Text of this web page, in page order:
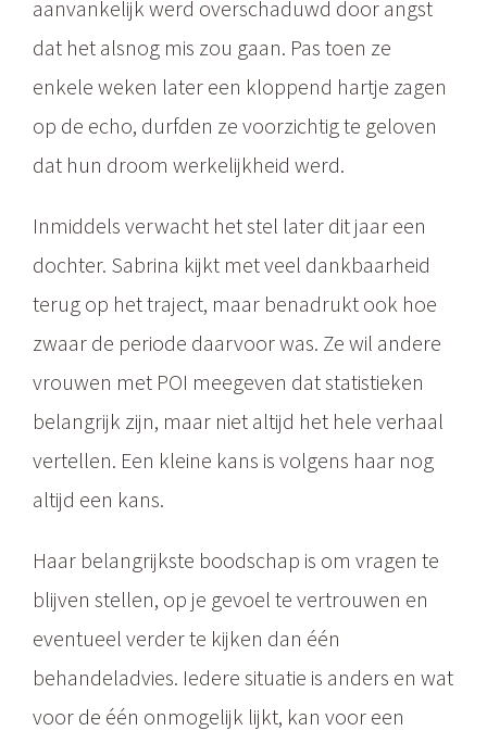
aanvankelijk werd overschaduwd door angst
dat het alsnog mis zou gaan. Pas toen ze
enkele weken later een kloppend hartje zagen
op de echo, durfden ze voorzichtig te geloven
dat hun droom werkelijkheid werd.
Inmiddels verwacht het stel later dit jaar een
dochter. Sabrina kijkt met veel dankbaarheid
terug op het traject, maar benadrukt ook hoe
zwaar de periode daarvoor was. Ze wil andere
vrouwen met POI meegeven dat statistieken
belangrijk zijn, maar niet altijd het hele verhaal
vertellen. Een kleine kans is volgens haar nog
altijd een kans.
Haar belangrijkste boodschap is om vragen te
blijven stellen, op je gevoel te vertrouwen en
eventueel verder te kijken dan één
behandeladvies. Iedere situatie is anders en wat
voor de één onmogelijk lijkt, kan voor een